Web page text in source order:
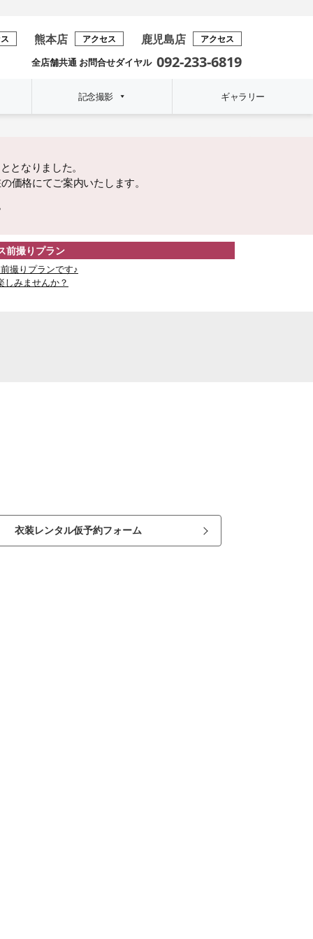
熊本店 アクセス 鹿児島店 アクセス
全店舗共通 お問合せダイヤル 092-233-6819
記念撮影 ギャラリー
となりました。
価格にてご案内いたします。
前撮りプラン
撮りプランです♪
しみませんか？
衣装レンタル仮予約フォーム